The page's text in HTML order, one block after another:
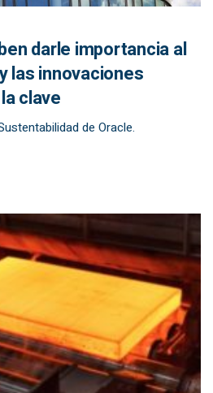
darle importancia al
las innovaciones
clave
de Oracle.